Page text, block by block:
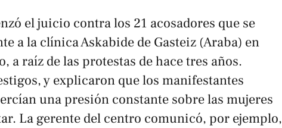
el juicio contra los 21 acosadores que se
a la clínica Askabide de Gasteiz (Araba) en
a raíz de las protestas de hace tres años.
y explicaron que los manifestantes
una presión constante sobre las mujeres
La gerente del centro comunicó, por ejemplo,